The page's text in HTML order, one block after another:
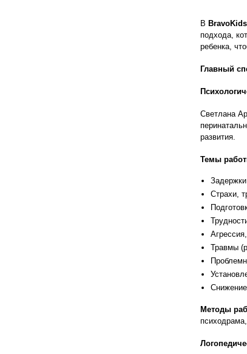
В
подхода,
ребенка,
Главный
Светлана
развития.
Темы
Страхи,
Травмы
Методы